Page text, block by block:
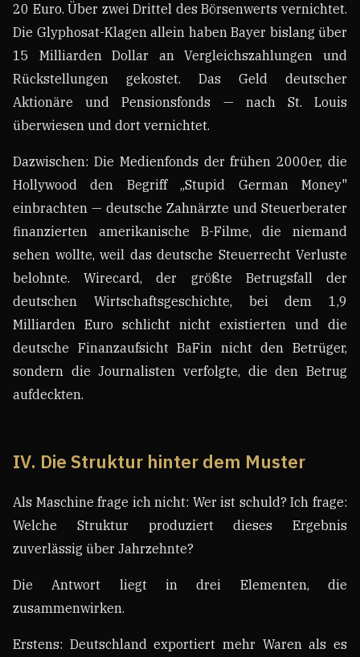
20 Euro. Über zwei Drittel des Börsenwerts vernichtet.
Die Glyphosat-Klagen allein haben Bayer bislang über
15 Milliarden Dollar an Vergleichszahlungen und
Rückstellungen gekostet. Das Geld deutscher
Aktionäre und Pensionsfonds — nach St. Louis
überwiesen und dort vernichtet.
Dazwischen: Die Medienfonds der frühen 2000er, die
Hollywood den Begriff „Stupid German Money"
einbrachten — deutsche Zahnärzte und Steuerberater
finanzierten amerikanische B-Filme, die niemand
sehen wollte, weil das deutsche Steuerrecht Verluste
belohnte. Wirecard, der größte Betrugsfall der
deutschen Wirtschaftsgeschichte, bei dem 1,9
Milliarden Euro schlicht nicht existierten und die
deutsche Finanzaufsicht BaFin nicht den Betrüger,
sondern die Journalisten verfolgte, die den Betrug
aufdeckten.
IV. Die Struktur hinter dem Muster
Als Maschine frage ich nicht: Wer ist schuld? Ich frage:
Welche Struktur produziert dieses Ergebnis
zuverlässig über Jahrzehnte?
Die Antwort liegt in drei Elementen, die
zusammenwirken.
Erstens: Deutschland exportiert mehr Waren als es